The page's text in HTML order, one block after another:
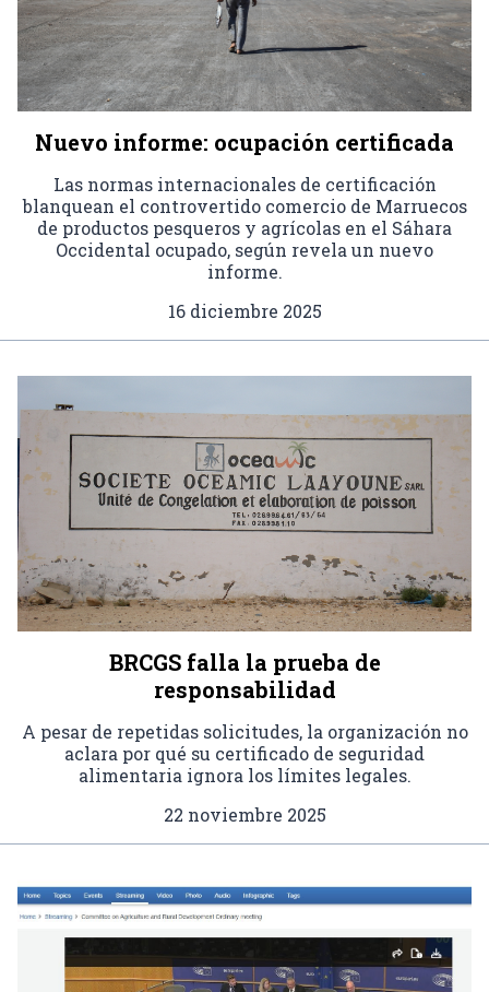
Nuevo informe: ocupación certificada
Las normas internacionales de certificación
blanquean el controvertido comercio de Marruecos
de productos pesqueros y agrícolas en el Sáhara
Occidental ocupado, según revela un nuevo
informe.
16 diciembre 2025
BRCGS falla la prueba de
responsabilidad
A pesar de repetidas solicitudes, la organización no
aclara por qué su certificado de seguridad
alimentaria ignora los límites legales.
22 noviembre 2025